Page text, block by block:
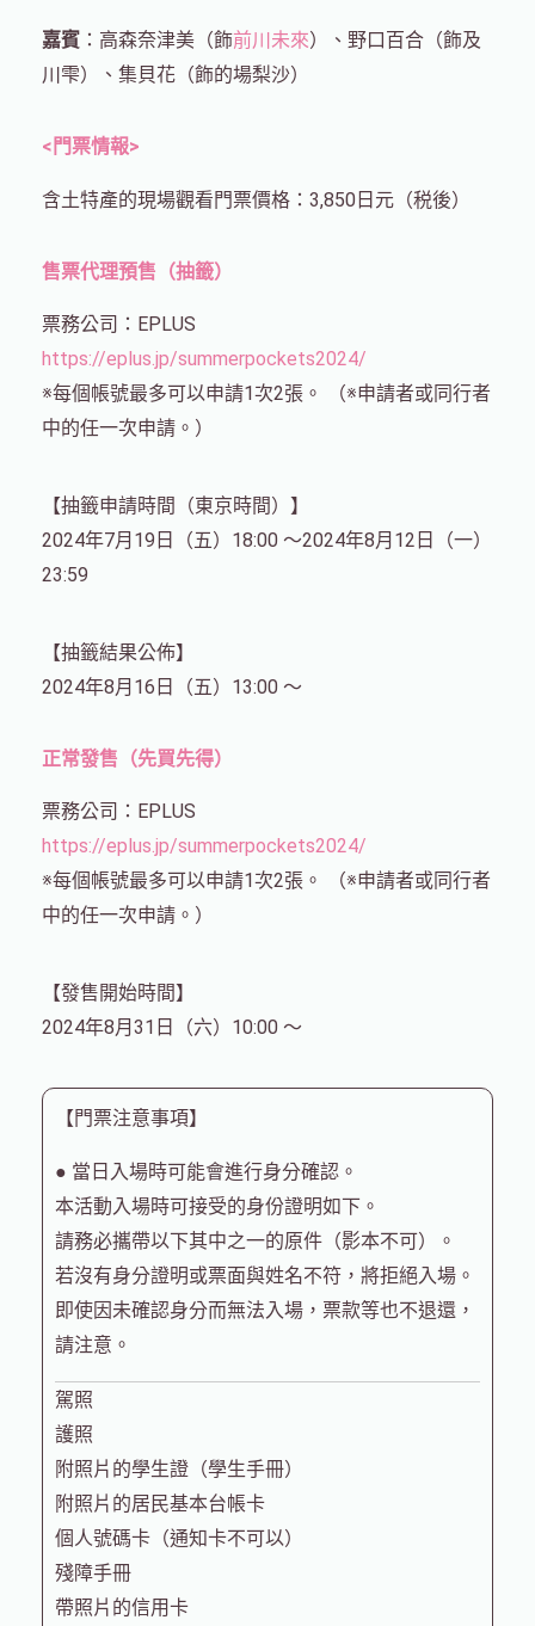
嘉賓：高森奈津美（飾前川未來）、野口百合（飾及
川雫）、集貝花（飾的場梨沙）
<門票情報>
含土特產的現場觀看門票價格：3,850日元（税後）
售票代理預售（抽籤）
票務公司：EPLUS
https://eplus.jp/summerpockets2024/
※每個帳號最多可以申請1次2張。 （※申請者或同行者
中的任一次申請。）
【抽籤申請時間（東京時間）】
2024年7月19日（五）18:00 ～2024年8月12日（一）
23:59
【抽籤結果公佈】
2024年8月16日（五）13:00 ～
正常發售（先買先得）
票務公司：EPLUS
https://eplus.jp/summerpockets2024/
※每個帳號最多可以申請1次2張。 （※申請者或同行者
中的任一次申請。）
【發售開始時間】
2024年8月31日（六）10:00 ～
【門票注意事項】
● 當日入場時可能會進行身分確認。
本活動入場時可接受的身份證明如下。
請務必攜帶以下其中之一的原件（影本不可）。
若沒有身分證明或票面與姓名不符，將拒絕入場。
即使因未確認身分而無法入場，票款等也不退還，
請注意。
駕照
護照
附照片的學生證（學生手冊）
附照片的居民基本台帳卡
個人號碼卡（通知卡不可以）
殘障手冊
帶照片的信用卡